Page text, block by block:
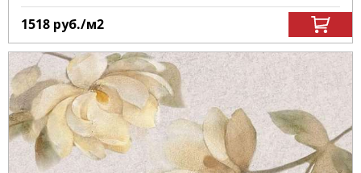
1518 руб./м2